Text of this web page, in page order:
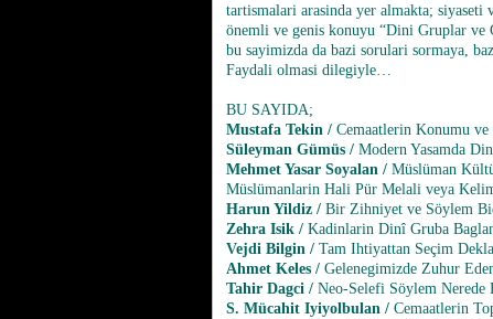
tartismalari arasinda yer almakta;
önemli ve genis konuyu “Dini Gruplar ve
bu sayimizda da bazi sorulari sormaya,
Faydali olmasi dilegiyle…
BU SAYIDA;
Mustafa Tekin / Cemaatlerin Konumu
Süleyman Gümüs / Modern Yasamda
Mehmet Yasar Soyalan / Müslüman
Müslümanlarin Hali Pür Melali veya
Harun Yildiz / Bir Zihniyet ve Söylem
Zehra Isik / Kadinlarin Dinî Gruba
Vejdi Bilgin / Tam Ihtiyattan Seçim
Ahmet Keles / Gelenegimizde Zuhur
Tahir Dagci / Neo-Selefi Söylem Nerede
S. Mücahit Iyiyolbulan / Cemaatlerin